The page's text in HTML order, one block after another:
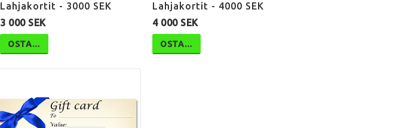
Lahjakortit - 3000 SEK
3 000 SEK
OSTA…
Lahjakortit - 4000 SEK
4 000 SEK
OSTA…